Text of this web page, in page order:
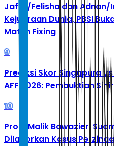
Jafar/Felisha dan Adnan/
Kejuaraan Dunia, PBSI
Match Fixing
9
Prediksi Skor Singapura
AFF 2026: Pembuktian
10
Profil Malik Bawazier,
Dilaporkan Kasus